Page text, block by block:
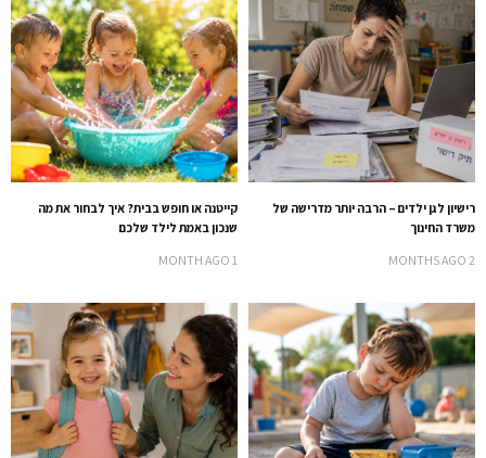
קייטנה או חופש בבית? איך לבחור את מה
שנכון באמת לילד שלכם
1 MONTH AGO
רישיון לגן ילדים – הרבה יותר מדרישה של
משרד החינוך
2 MONTHS AGO